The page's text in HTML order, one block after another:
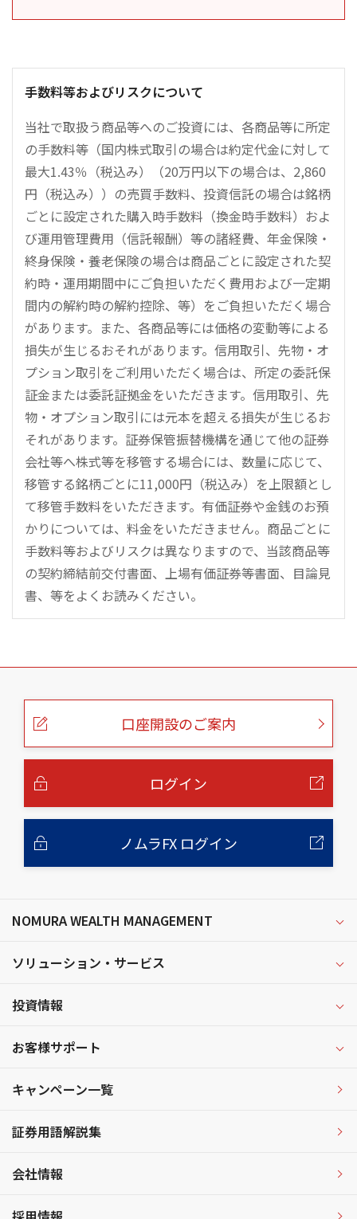
手数料等およびリスクについて
当社で取扱う商品等へのご投資には、各商品等に所定
の手数料等（国内株式取引の場合は約定代金に対して
最大1.43％（税込み）（20万円以下の場合は、2,860
円（税込み））の売買手数料、投資信託の場合は銘柄
ごとに設定された購入時手数料（換金時手数料）およ
び運用管理費用（信託報酬）等の諸経費、年金保険・
終身保険・養老保険の場合は商品ごとに設定された契
約時・運用期間中にご負担いただく費用および一定期
間内の解約時の解約控除、等）をご負担いただく場合
があります。また、各商品等には価格の変動等による
損失が生じるおそれがあります。信用取引、先物・オ
プション取引をご利用いただく場合は、所定の委託保
証金または委託証拠金をいただきます。信用取引、先
物・オプション取引には元本を超える損失が生じるお
それがあります。証券保管振替機構を通じて他の証券
会社等へ株式等を移管する場合には、数量に応じて、
移管する銘柄ごとに11,000円（税込み）を上限額とし
て移管手数料をいただきます。有価証券や金銭のお預
かりについては、料金をいただきません。商品ごとに
手数料等およびリスクは異なりますので、当該商品等
の契約締結前交付書面、上場有価証券等書面、目論見
書、等をよくお読みください。
こ
口座開設のご案内
ログイン
ノムラFX ログイン
NOMURA WEALTH MANAGEMENT
ソリューション・サービス
投資情報
お客様サポート
キャンペーン一覧
証券用語解説集
会社情報